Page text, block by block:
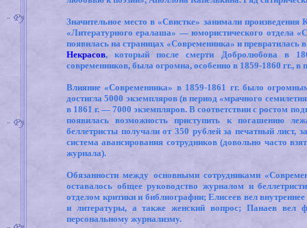
Значительное место в «Свистке» занимали
«Литературного ералаша» — юмористического отдела
появилась на страницах «Современника» и
Некрасов, который после смерти Добролюбова в
современников, была огромна, особенно в 1859-1860 гг.,
Влияние «Современника» в 1859-1861 гг. было
достигла 5000 экземпляров (в период «мрачного
в 1861 г. — 7000 экземпляров. В соответствии с ростом
появилась возможность приступить к погашению
беллетристы получали от 350 рублей за печатный лист,
система авансирования сотрудников (довольно часто
журнала).
Обязанности между основными сотрудниками
оставалось общее руководство журналом и
отделом критики и библиографии; Елисеев вел
и литературы, а также женский вопрос; Панаев вел
персональному журнализму.